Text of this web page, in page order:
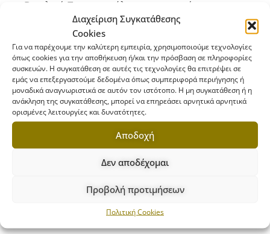
Διαχείριση Συγκατάθεσης
Cookies
Για να παρέχουμε την καλύτερη εμπειρία, χρησιμοποιούμε τεχνολογίες
όπως cookies για την αποθήκευση ή/και την πρόσβαση σε πληροφορίες
συσκευών. Η συγκατάθεση σε αυτές τις τεχνολογίες θα επιτρέψει σε
εμάς να επεξεργαστούμε δεδομένα όπως συμπεριφορά περιήγησης ή
μοναδικά αναγνωριστικά σε αυτόν τον ιστότοπο. Η μη συγκατάθεση ή η
ανάκληση της συγκατάθεσης, μπορεί να επηρεάσει αρνητικά αρνητικά
ορισμένες λειτουργίες και δυνατότητες.
Αποδοχή
Δεν αποδέχομαι
Προβολή προτιμήσεων
Πολιτική Cookies
Βασιλική Παναγοπούλου για την αμέριστη
στήριξή της πριν και καθόλη τη διάρκεια του
συνεδρίου.